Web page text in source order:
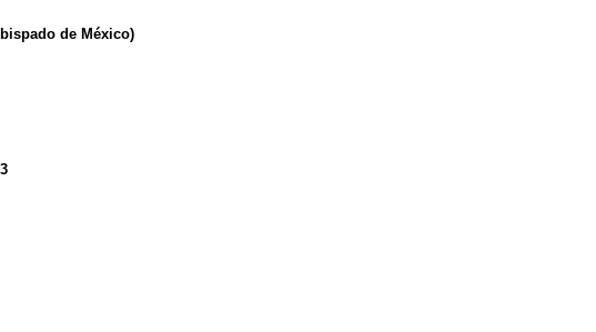
de México)